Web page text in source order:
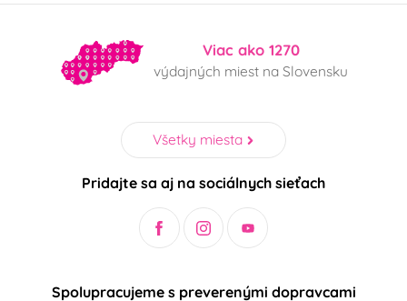
Viac ako 1270
výdajných miest na Slovensku
Všetky miesta
Pridajte sa aj na sociálnych sieťach
Spolupracujeme s preverenými dopravcami